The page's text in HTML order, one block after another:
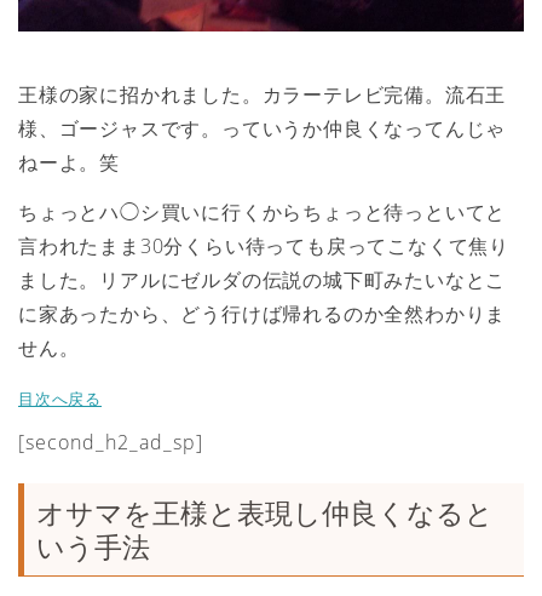
王様の家に招かれました。カラーテレビ完備。流石王
様、ゴージャスです。っていうか仲良くなってんじゃ
ねーよ。笑
ちょっとハ◯シ買いに行くからちょっと待っといてと
言われたまま30分くらい待っても戻ってこなくて焦り
ました。リアルにゼルダの伝説の城下町みたいなとこ
に家あったから、どう行けば帰れるのか全然わかりま
せん。
目次へ戻る
[second_h2_ad_sp]
オサマを王様と表現し仲良くなると
いう手法